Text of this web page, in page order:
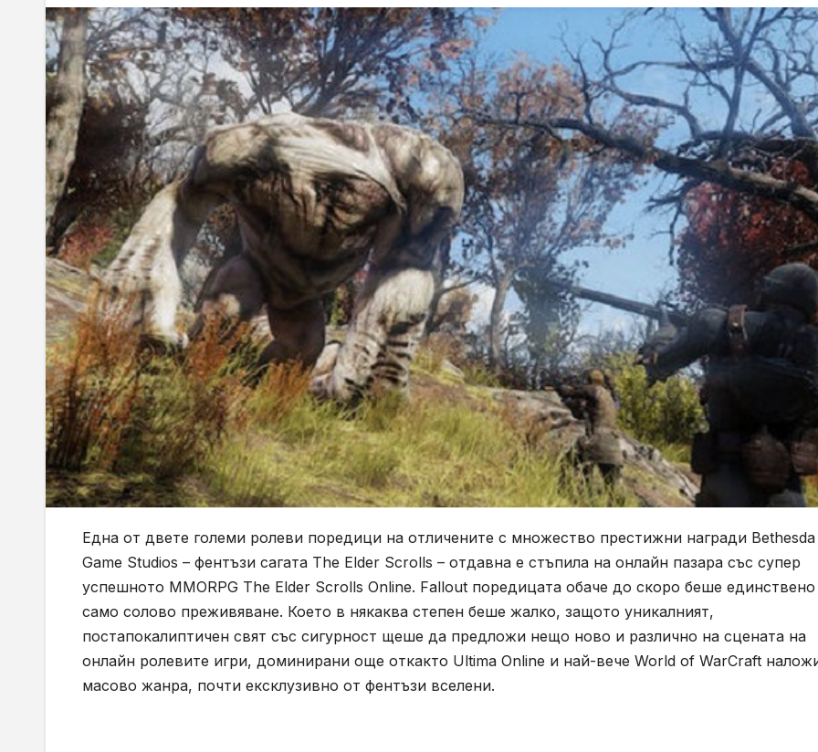
Една от двете големи ролеви поредици на отличените с множество престижни награди Bethesda
Game Studios – фентъзи сагата The Elder Scrolls – отдавна е стъпила на онлайн пазара със супер
успешното MMORPG The Elder Scrolls Online. Fallout поредицата обаче до скоро беше
само солово преживяване. Което в някаква степен беше жалко, защото уникалният,
постапокалиптичен свят със сигурност щеше да предложи нещо ново и различно на сцената на
онлайн ролевите игри, доминирани още откакто Ultima Online и най-вече World of WarCraft
масово жанра, почти ексклузивно от фентъзи вселени.